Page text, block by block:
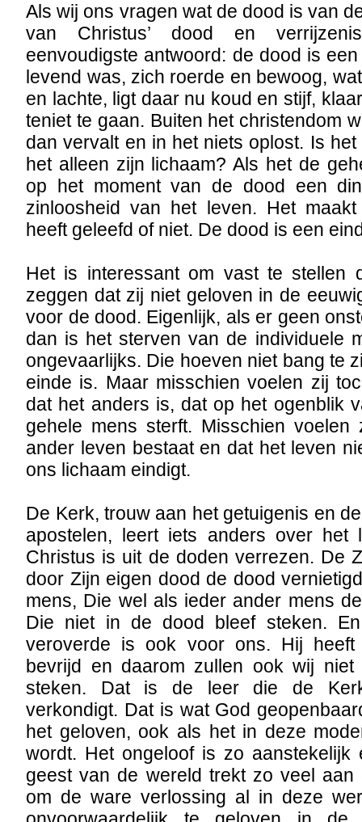
Als wij ons vragen wat de dood is van
van Christus’ dood en
eenvoudigste antwoord: de dood is
levend was, zich roerde en bewoog,
en lachte, ligt daar nu koud en stijf,
teniet te gaan. Buiten het christendom
dan vervalt en in het niets oplost. Is
het alleen zijn lichaam? Als het de
op het moment van de dood een
zinloosheid van het leven. Het
heeft geleefd of niet. De dood is een
Het is interessant om vast te stellen
zeggen dat zij niet geloven in de
voor de dood. Eigenlijk, als er geen
dan is het sterven van de individuele
ongevaarlijks. Die hoeven niet bang te
einde is. Maar misschien voelen zij
dat het anders is, dat op het ogenblik
gehele mens sterft. Misschien
ander leven bestaat en dat het leven
ons lichaam eindigt.
De Kerk, trouw aan het getuigenis en
apostelen, leert iets anders over het
Christus is uit de doden verrezen. De
door Zijn eigen dood de dood
mens, Die wel als ieder ander mens
Die niet in de dood bleef steken.
veroverde is ook voor ons. Hij
bevrijd en daarom zullen ook wij
steken. Dat is de leer die de
verkondigt. Dat is wat God
het geloven, ook als het in deze
wordt. Het ongeloof is zo aanstekelijk
geest van de wereld trekt zo veel
om de ware verlossing al in deze